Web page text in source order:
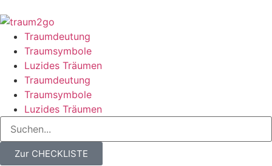
Traumdeutung
Traumsymbole
Luzides Träumen
Traumdeutung
Traumsymbole
Luzides Träumen
Zur CHECKLISTE